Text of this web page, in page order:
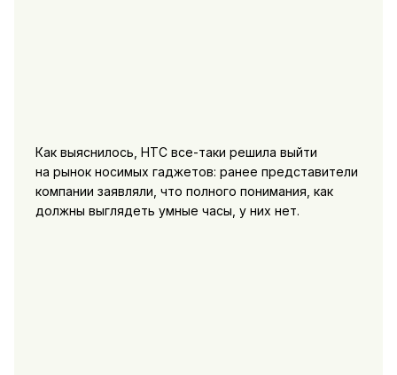
Как выяснилось, HTC все-таки решила выйти
на рынок носимых гаджетов: ранее представители
компании заявляли, что полного понимания, как
должны выглядеть умные часы, у них нет.